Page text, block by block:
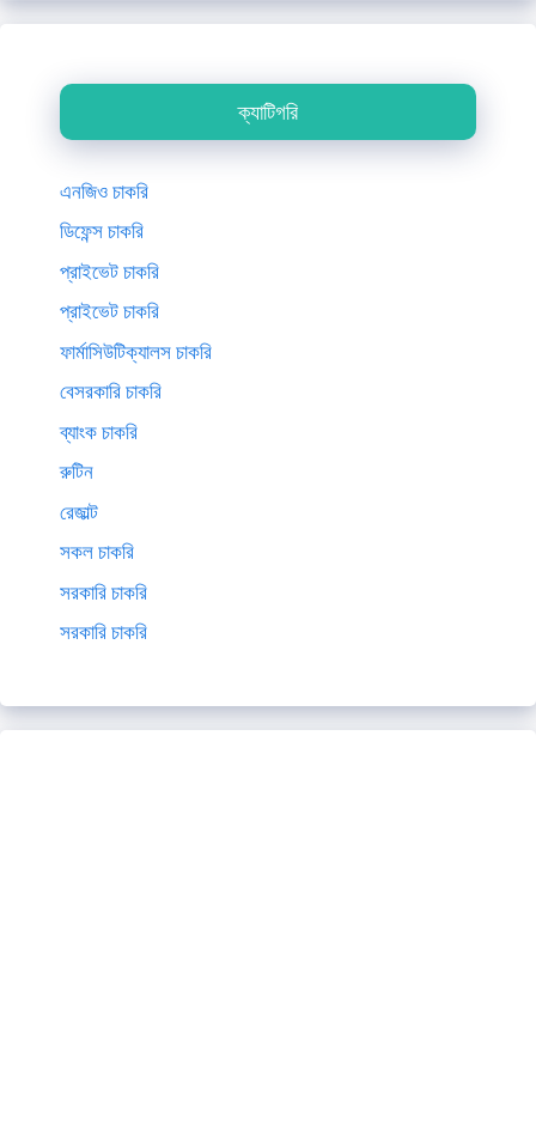
ক্যাটিগরি
এনজিও চাকরি
ডিফেন্স চাকরি
প্রাইভেট চাকরি
প্রাইভেট চাকরি
ফার্মাসিউটিক্যালস চাকরি
বেসরকারি চাকরি
ব্যাংক চাকরি
রুটিন
রেজাল্ট
সকল চাকরি
সরকারি চাকরি
সরকারি চাকরি